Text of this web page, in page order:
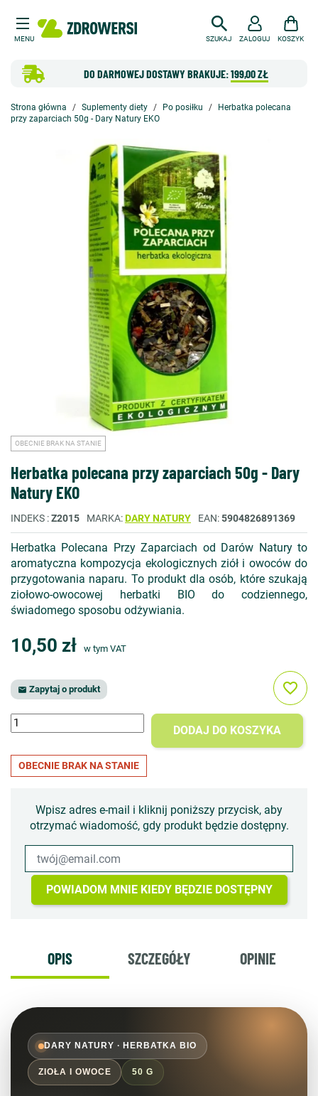
MENU SZUKAJ
DO DARMOWEJ DOSTAWY BRAKUJE:199,00 ZŁ
ZALOGUJ KOSZYK
Strona główna Suplementy diety Po posiłku
Herbatka polecana
przy zaparciach 50g - Dary Natury EKO
OBECNIE BRAK NA STANIE
Herbatka polecana przy zaparciach 50g - Dary
Natury EKO
INDEKS Z2015 MARKA DARY NATURY EAN 5904826891369
Herbatka Polecana Przy Zaparciach od Darów Natury to
aromatyczna kompozycja ekologicznych ziół i owoców do
przygotowania naparu. To produkt dla osób, które szukają
ziołowo-owocowej herbatki BIO do codziennego,
świadomego sposobu odżywiania.
10,50 zł w tym VAT
 Zapytaj o produkt
DODAJ DO KOSZYKA
favorite_border
OBECNIE BRAK NA STANIE
Wpisz adres e-mail i kliknij poniższy przycisk, aby
otrzymać wiadomość, gdy produkt będzie dostępny.
POWIADOM MNIE KIEDY BĘDZIE DOSTĘPNY
OPIS SZCZEGÓŁY OPINIE
DARY NATURY · HERBATKA BIO
ZIOŁA I OWOCE 50 G